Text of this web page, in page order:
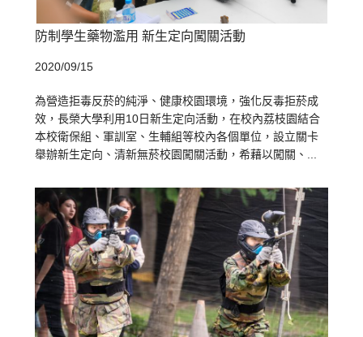
防制學生藥物濫用 新生定向闖關活動
2020/09/15
為營造拒毒反菸的純淨、健康校園環境，強化反毒拒菸成
效，長榮大學利用10日新生定向活動，在校內荔枝園結合
本校衛保組、軍訓室、生輔組等校內各個單位，設立關卡
舉辦新生定向、清新無菸校園闖關活動，希藉以闖關、...